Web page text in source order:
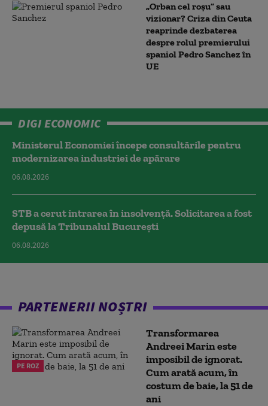
„Orban cel roșu” sau
vizionar? Criza din Ceuta
reaprinde dezbaterea
despre rolul premierului
spaniol Pedro Sanchez în
UE
DIGI ECONOMIC
Ministerul Economiei începe consultările pentru
modernizarea industriei de apărare
06.08.2026
STB a cerut intrarea în insolvență. Solicitarea a fost
depusă la Tribunalul București
06.08.2026
PARTENERII NOȘTRI
PE ROZ
Transformarea
Andreei Marin este
imposibil de ignorat.
Cum arată acum, în
costum de baie, la 51 de
ani